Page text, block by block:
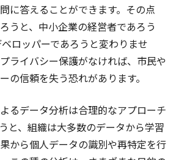
に答えることができます。その点
うと、中小企業の経営者であろう
ロッパーであろうと変わりませ
ライバシー保護がなければ、市民や
の信頼を失う恐れがあります。
るデータ分析は合理的なアプローチ
と、組織は大多数のデータから学習
から個人データの識別や再特定を行